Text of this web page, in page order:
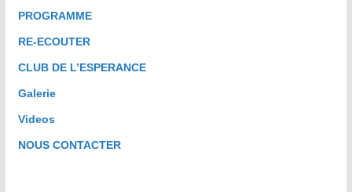
PROGRAMME
RE-ECOUTER
CLUB DE L’ESPERANCE
Galerie
Videos
NOUS CONTACTER